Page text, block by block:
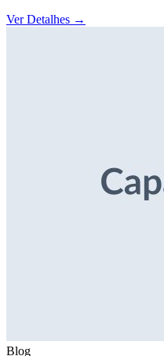
Ver Detalhes →
Blog